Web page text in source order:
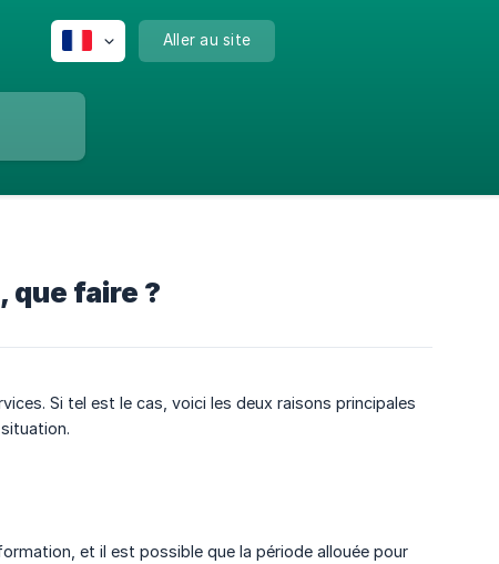
Aller au site
que faire ?
Si tel est le cas, voici les deux raisons principales
et il est possible que la période allouée pour